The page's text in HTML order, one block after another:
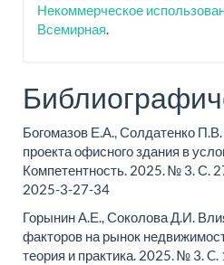
Некоммерческое
Всемирная
Богомазов Е.А., Солдатенко
проекта офисного здания в
Компетентность. 2025. № 3. С.
2025-3-27-34
Горынин А.Е., Соколова Д.И.
факторов на рынок
теория и практика. 2025. № 3.